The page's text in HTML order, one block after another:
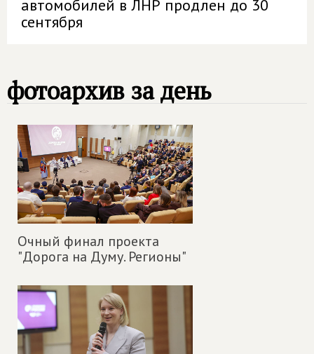
автомобилей в ЛНР продлен до 30
сентября
фотоархив за день
Очный финал проекта
"Дорога на Думу. Регионы"